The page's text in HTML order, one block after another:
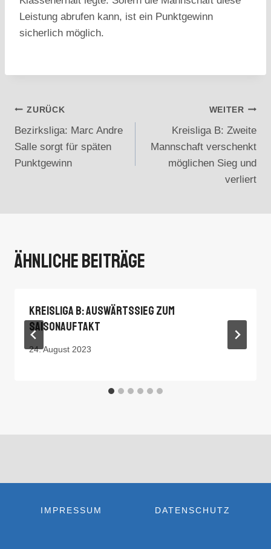
Leistung abrufen kann, ist ein Punktgewinn
sicherlich möglich.
Beitragsnavigation
ZURÜCK
Bezirksliga: Marc Andre
Salle sorgt für späten
Punktgewinn
WEITER
Kreisliga B: Zweite
Mannschaft verschenkt
möglichen Sieg und
verliert
Ähnliche Beiträge
Kreisliga B: Auswärtssieg Zum
Saisonauftakt
24. August 2023
IMPRESSUM DATENSCHUTZ